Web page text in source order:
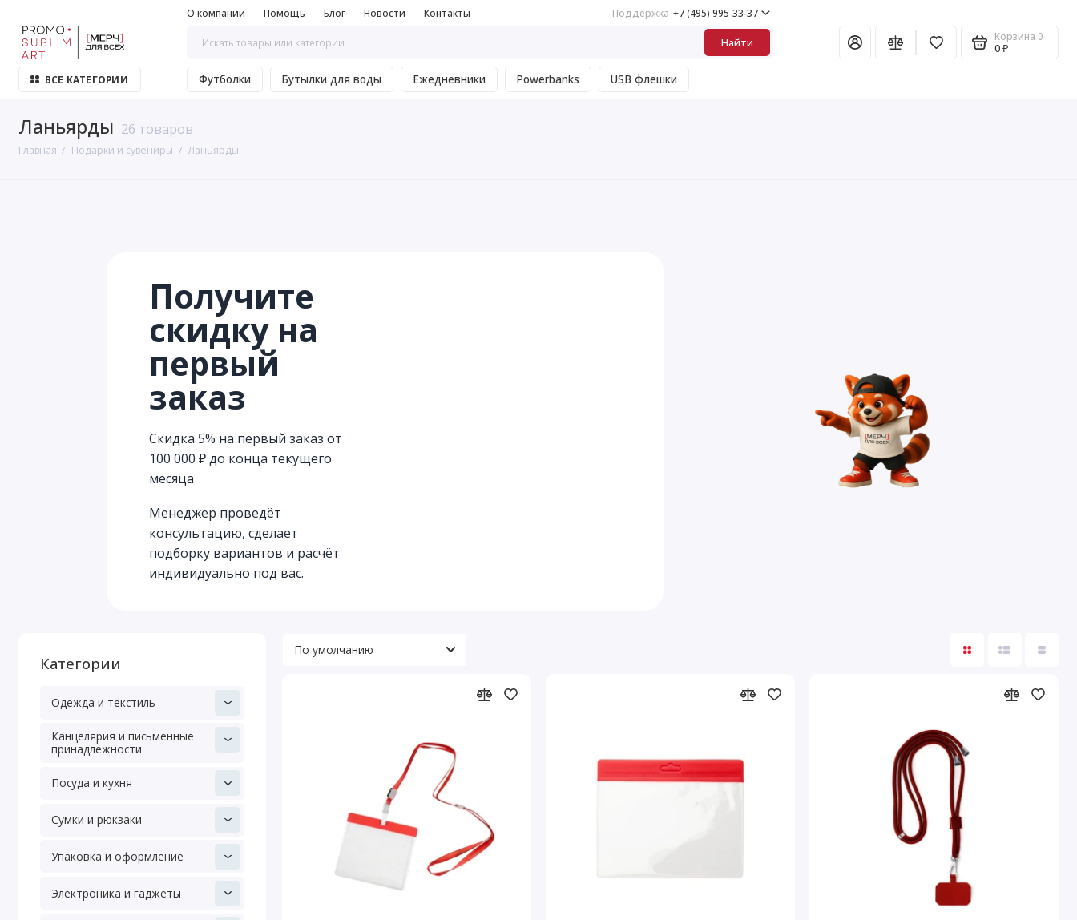
О компании Помощь Блог Новости Контакты Поддержка +7 (495) 995-33-37
Найти Корзина 0
0 ₽
ВСЕ КАТЕГОРИИ Футболки Бутылки для воды Ежедневники Powerbanks USB флешки
Ланьярды 26 товаров
Главная Подарки и сувениры Ланьярды
Получите
скидку на
первый
заказ
Скидка 5% на первый заказ от
100 000 ₽ до конца текущего
месяца
Менеджер проведёт
консультацию, сделает
подборку вариантов и расчёт
индивидуально под вас.
Категории
Одежда и текстиль
Канцелярия и письменные
принадлежности
Посуда и кухня
Сумки и рюкзаки
Упаковка и оформление
Электроника и гаджеты